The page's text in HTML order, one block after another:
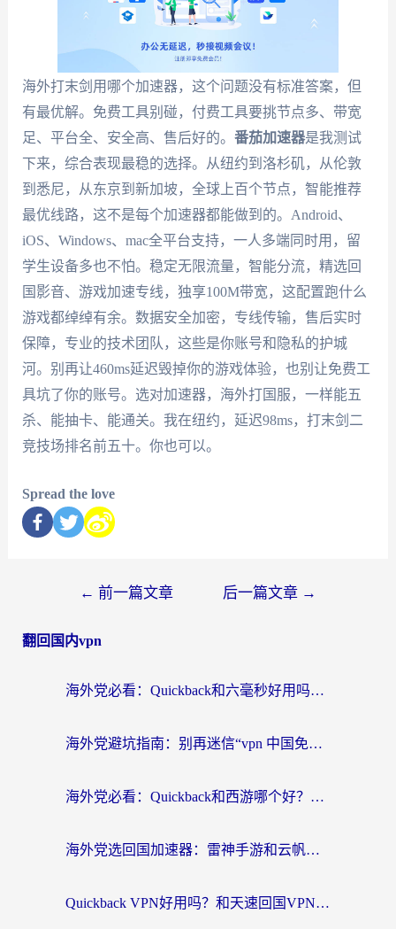
海外打末剑用哪个加速器，这个问题没有标准答案，但
有最优解。免费工具别碰，付费工具要挑节点多、带宽
足、平台全、安全高、售后好的。 番茄加速器是我测试
下来，综合表现最稳的选择。从纽约到洛杉矶，从伦敦
到悉尼，从东京到新加坡，全球上百个节点，智能推荐
最优线路，这不是每个加速器都能做到的。Android、
iOS、Windows、mac全平台支持，一人多端同时用，留
学生设备多也不怕。稳定无限流量，智能分流，精选回
国影音、游戏加速专线，独享100M带宽，这配置跑什么
游戏都绰绰有余。数据安全加密，专线传输，售后实时
保障，专业的技术团队，这些是你账号和隐私的护城
河。别再让460ms延迟毁掉你的游戏体验，也别让免费工
具坑了你的账号。选对加速器，海外打国服，一样能五
杀、能抽卡、能通关。我在纽约，延迟98ms，打末剑二
竞技场排名前五十。你也可以。
Spread the love
← 前一篇文章 后一篇文章 →
翻回国内vpn
海外党必看：Quickback和六毫秒好用吗？3步选对回国加速器，无缝刷国内剧玩游戏
海外党避坑指南：别再迷信“vpn 中国免费”，选对回国加速器才能无缝刷国内资源
海外党必看：Quickback和西游哪个好？3个维度教你选对回国加速器
海外党选回国加速器：雷神手游和云帆哪个好？附3组对比+避坑指南
Quickback VPN好用吗？和天速回国VPN对比哪个回国效果更好？海外党必看的真实体验指南